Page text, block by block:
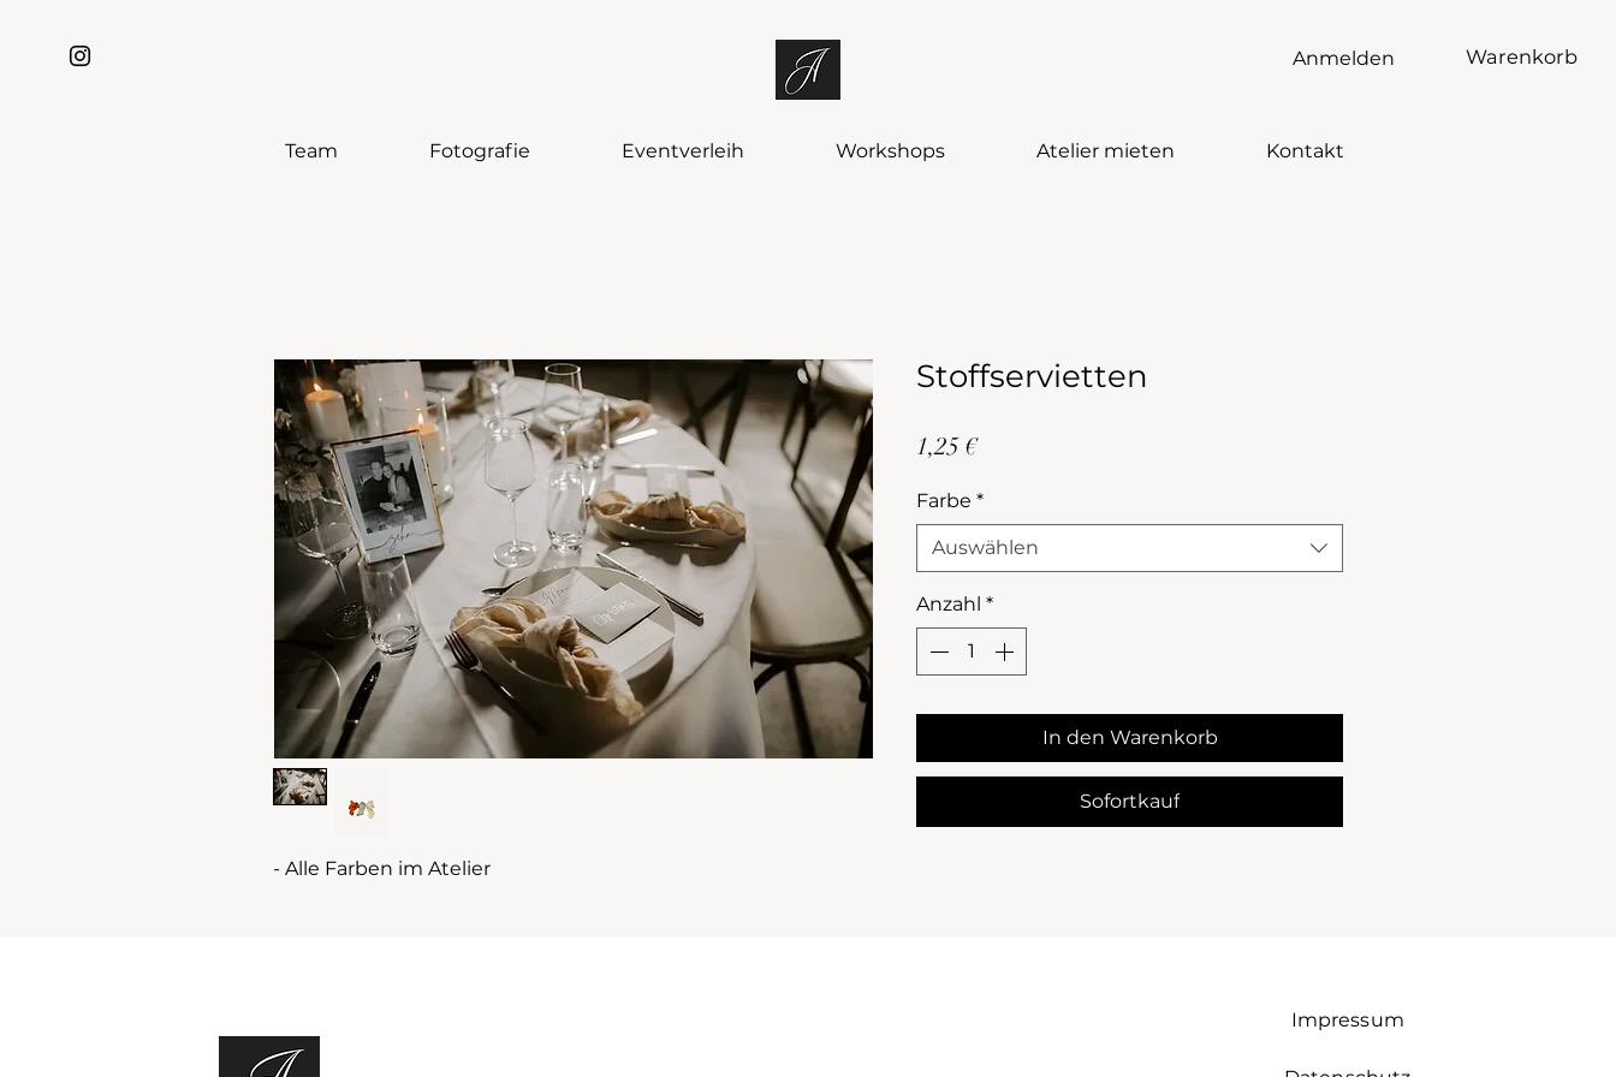
Warenkorb
Anmelden
Team Fotografie Eventverleih Workshops Atelier mieten Kontakt
- Alle Farben im Atelier
Stoffservietten
1,25 €Preis
Farbe *
Auswählen
Anzahl *
In den Warenkorb
Sofortkauf
Impressum